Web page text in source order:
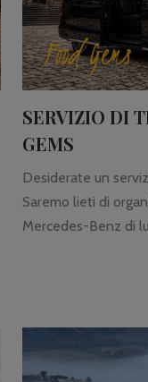
Food Gems
SERVIZIO DI
GEMS
Desiderate un
Saremo lieti di
Mercedes-Benz di